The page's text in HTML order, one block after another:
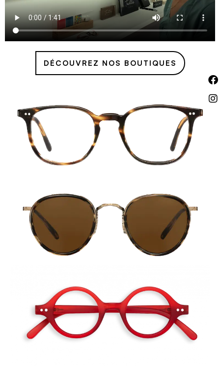
DÉCOUVREZ NOS BOUTIQUES